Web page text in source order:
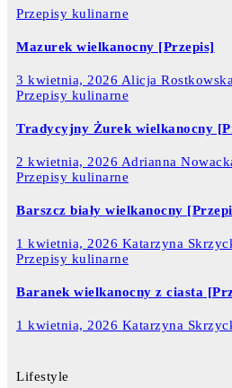
Przepisy kulinarne
Mazurek wielkanocny [Przepis]
3 kwietnia, 2026 Alicja Rostkowska
Przepisy kulinarne
Tradycyjny Żurek wielkanocny
2 kwietnia, 2026 Adrianna
Przepisy kulinarne
Barszcz biały wielkanocny
1 kwietnia, 2026 Katarzyna
Przepisy kulinarne
Baranek wielkanocny z ciasta
1 kwietnia, 2026 Katarzyna
Lifestyle